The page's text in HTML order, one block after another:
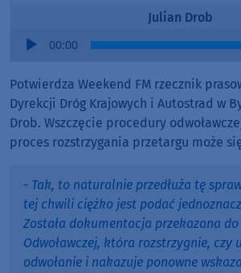
Julian Drob
Audio
00:00
Potwierdza Weekend FM rzecznik
Dyrekcji Dróg Krajowych i Autostrad w
Drob. Wszczęcie procedury
proces rozstrzygania przetargu może
- Tak, to naturalnie przedłuża tę
tej chwili ciężko jest podać
Została dokumentacja przekazana
Odwoławczej, która rozstrzygnie, czy
odwołanie i nakazuje ponowne